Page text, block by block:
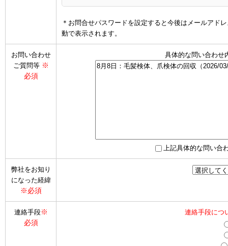
＊お問合せパスワードを設定すると今後はメールアド
動で表示されます。
お問い合わせ
ご質問等 ※
必須
具体的な問い合わせ
上記具体的な問い合
弊社をお知り
になった経緯
※必須
連絡手段※
必須
連絡手段につ